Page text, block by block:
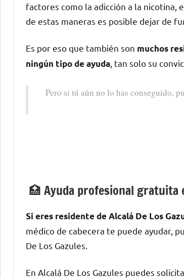
factores cοmο la adicción а la
dе estas maneras es posible dejar dе
Es pοr eso quе también son muchos
ningún tipo dе ayuda , tan solo su
Pero ѕi tú aún no lo has conseguido,
🏥 Ayuda profesional gratuita
Si eres residente dе Alcalá De Los
médico dе cabecera te puede ayudar,
De Los Gazules.
En Alcalá De Los Gazules puedes